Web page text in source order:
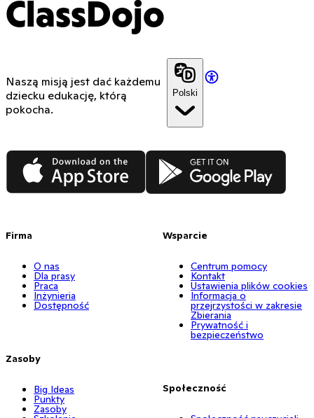
ClassDojo
Naszą misją jest dać każdemu
dziecku edukację, którą
pokocha.
Polski
App Store Google Play
Firma
O nas
Dla prasy
Praca
Inżynieria
Dostępność
Zasoby
Big Ideas
Punkty
Zasoby
Wsparcie
Centrum pomocy
Kontakt
Ustawienia plików cookies
Informacja o
przejrzystości w zakresie
Zbierania
Prywatność i
bezpieczeństwo
Społeczność